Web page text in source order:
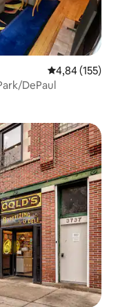
Calificación
4,84 (155)
DePaul